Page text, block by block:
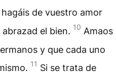
de vuestro amor
el bien. 10 Amaos
y que cada uno
11 Si se trata de